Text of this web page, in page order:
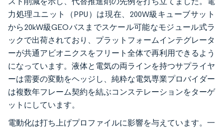
力処理ユニット（PPU）は現在、200W級キューブサット
から20kW級GEOバスまでスケール可能なモジュール式ラ
ックで出荷されており、プラットフォームインテグレータ
ーが共通アビオニクスをフリート全体で再利用できるよう
になっています。液体と電気の両ラインを持つサプライヤ
ーは需要の変動をヘッジし、純粋な電気専業プロバイダー
は複数年フレーム契約を結ぶコンステレーションをターゲ
ットにしています。
電動化は打ち上げプロファイルに影響を与えています。一